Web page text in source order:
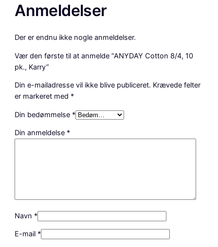
Anmeldelser
Der er endnu ikke nogle anmeldelser.
Vær den første til at anmelde “ANYDAY Cotton 8/4, 10
pk., Karry”
Din e-mailadresse vil ikke blive publiceret. Krævede felter
er markeret med *
Din bedømmelse *
Din anmeldelse *
Navn *
E-mail *